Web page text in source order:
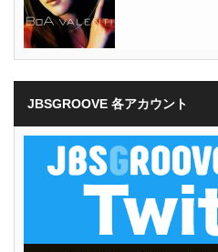
JBSGROOVE 各アカウント